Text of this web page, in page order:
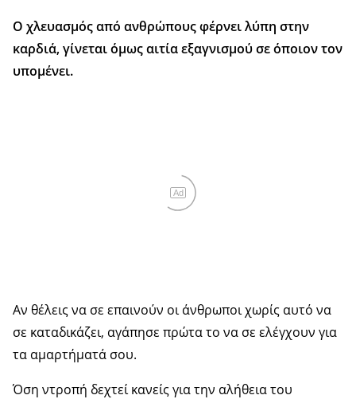
Ο χλευασμός από ανθρώπους φέρνει λύπη στην
καρδιά, γίνεται όμως αιτία εξαγνισμού σε όποιον τον
υπομένει.
Ad
Αν θέλεις να σε επαινούν οι άνθρωποι χωρίς αυτό να
σε καταδικάζει, αγάπησε πρώτα το να σε ελέγχουν για
τα αμαρτήματά σου.
Όση ντροπή δεχτεί κανείς για την αλήθεια του